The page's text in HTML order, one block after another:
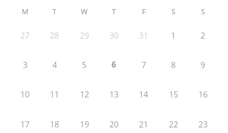
M T W T F S S
27 28 29 30 31 1 2
3 4 5 6 7 8 9
10 11 12 13 14 15 16
17 18 19 20 21 22 23